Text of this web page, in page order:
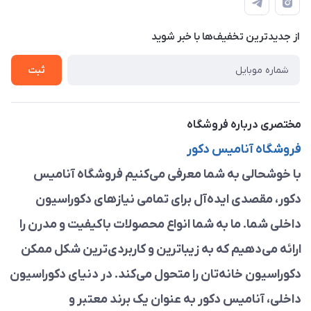
لیست محصولات
درباره ما
حریم خصوصی
راهنما
از جدید‌ترین تخفیف‌ها با‌ خبر شوید
ثبت
مختصری درباره فروشگاه
فروشگاه آنامیس دکور
با خوشحالی به شما معرفی می‌کنیم فروشگاه آنامیس
دکور، مقصدی ایده‌آل برای تمامی نیازهای دکوراسیون
داخلی شما. ما به شما انواع محصولات باکیفیت و مدرن را
ارائه می‌دهیم که به زیباترین و کاربردی‌ترین شکل ممکن
دکوراسیون خانه‌تان را متحول می‌کند. در دنیای دکوراسیون
داخلی، آنامیس دکور به عنوان یک برند معتبر و